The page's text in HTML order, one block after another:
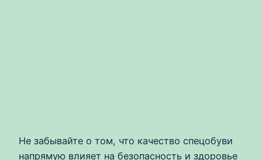
Не забывайте о том, что качество спецобуви
напрямую влияет на безопасность и здоровье